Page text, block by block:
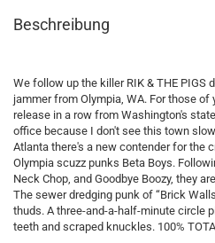
Beschreibung
We follow up the killer RIK & THE PIGS
jammer from Olympia, WA. For those
release in a row from Washington's
office because I don't see this town
Atlanta there's a new contender for the
Olympia scuzz punks Beta Boys.
Neck Chop, and Goodbye Boozy, they
The sewer dredging punk of “Brick
thuds. A three-and-a-half-minute circle
teeth and scraped knuckles. 100%